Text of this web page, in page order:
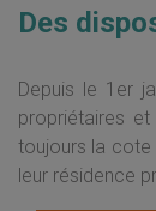
Des
Depuis le 1er
propriétaires et
toujours la cote
leur résidence